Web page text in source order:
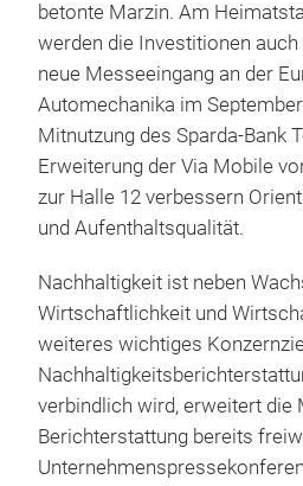
betonte Marzin. Am
werden die Investitionen
neue Messeeingang an der
Automechanika im
Mitnutzung des Sparda-Bank
Erweiterung der Via Mobile
zur Halle 12 verbessern
und Aufenthaltsqualität.
Nachhaltigkeit ist neben
Wirtschaftlichkeit und
weiteres wichtiges
verbindlich wird, erweitert die
Berichterstattung bereits